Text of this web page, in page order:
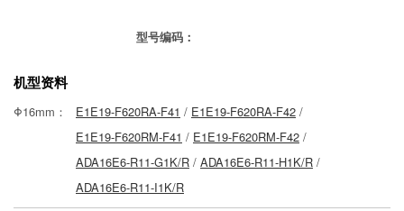
型号编码：
机型资料
Φ16mm： E1E19-F620RA-F41 / E1E19-F620RA-F42 /
E1E19-F620RM-F41 / E1E19-F620RM-F42 /
ADA16E6-R11-G1K/R / ADA16E6-R11-H1K/R /
ADA16E6-R11-I1K/R